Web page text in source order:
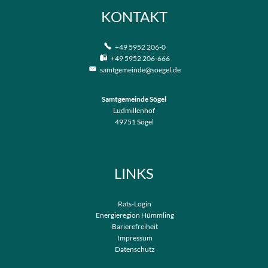
KONTAKT
+49 5952 206-0
+49 5952 206-666
samtgemeinde@soegel.de
Samtgemeinde Sögel
Ludmillenhof
49751Sögel
LINKS
Rats-Login
Energieregion Hümmling
Barierefreiheit
Impressum
Datenschutz